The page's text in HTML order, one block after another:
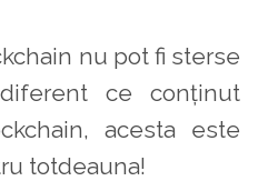
nu pot fi sterse
ce conținut
acesta este
totdeauna!